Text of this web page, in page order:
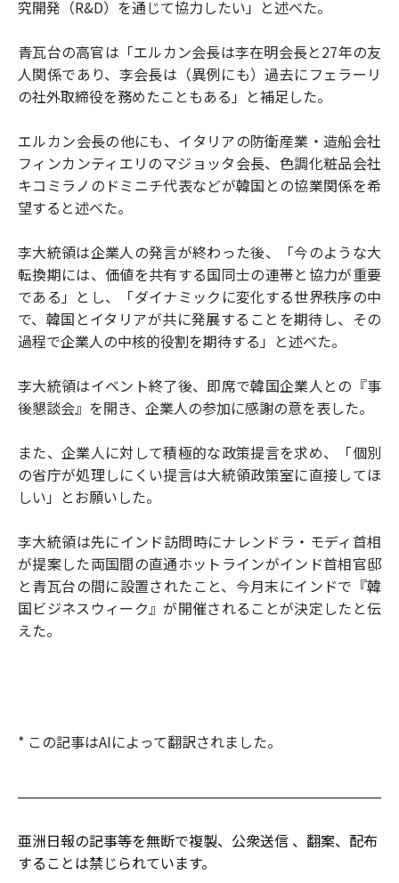
究開発（R&D）を通じて協力したい」と述べた。
青瓦台の高官は「エルカン会長は李在明会長と27年の友
人関係であり、李会長は（異例にも）過去にフェラーリ
の社外取締役を務めたこともある」と補足した。
エルカン会長の他にも、イタリアの防衛産業・造船会社
フィンカンティエリのマジョッタ会長、色調化粧品会社
キコミラノのドミニチ代表などが韓国との協業関係を希
望すると述べた。
李大統領は企業人の発言が終わった後、「今のような大
転換期には、価値を共有する国同士の連帯と協力が重要
である」とし、「ダイナミックに変化する世界秩序の中
で、韓国とイタリアが共に発展することを期待し、その
過程で企業人の中核的役割を期待する」と述べた。
李大統領はイベント終了後、即席で韓国企業人との『事
後懇談会』を開き、企業人の参加に感謝の意を表した。
また、企業人に対して積極的な政策提言を求め、「個別
の省庁が処理しにくい提言は大統領政策室に直接してほ
しい」とお願いした。
李大統領は先にインド訪問時にナレンドラ・モディ首相
が提案した両国間の直通ホットラインがインド首相官邸
と青瓦台の間に設置されたこと、今月末にインドで『韓
国ビジネスウィーク』が開催されることが決定したと伝
えた。
* この記事はAIによって翻訳されました。
亜洲日報の記事等を無断で複製、公衆送信 、翻案、配布
することは禁じられています。